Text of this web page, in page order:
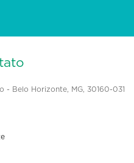
- Belo Horizonte, MG, 30160-031